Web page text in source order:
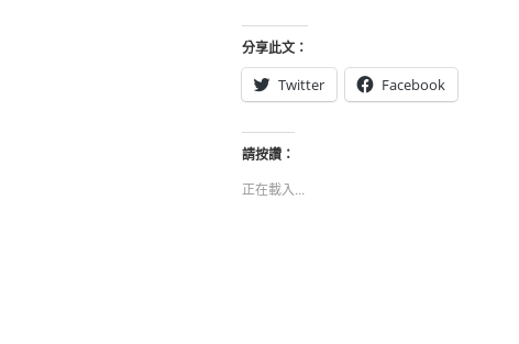
分享此文：
Twitter
Facebook
請按讚：
正在載入...